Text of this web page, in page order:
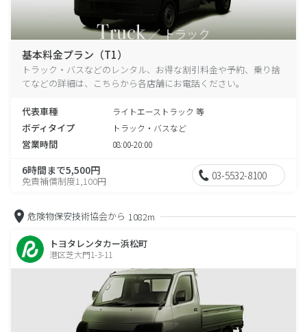
基本料金プラン（T1）
トラック・バスなどのレンタル、お得な割引料金や予約、乗り捨
てなどの詳細は、こちらから各店舗にお電話ください。
代表車種 ライトエーストラック 等
ボディタイプ トラック・バスなど
営業時間 08:00-20:00
6時間まで5,500円
免責補償制度1,100円 03-5532-8100
危険物保安技術協会から 1082m
トヨタレンタカー浜松町
港区芝大門1-3-11